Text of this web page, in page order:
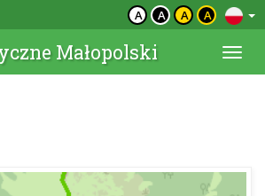
A A A A
Małopolski